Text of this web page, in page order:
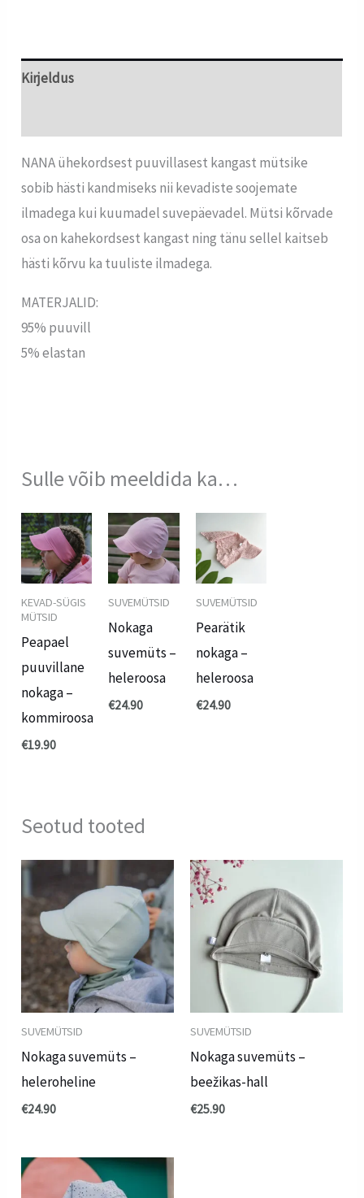
Kirjeldus
NANA ühekordsest puuvillasest kangast mütsike
sobib hästi kandmiseks nii kevadiste soojemate
ilmadega kui kuumadel suvepäevadel. Mütsi kõrvade
osa on kahekordsest kangast ning tänu sellel kaitseb
hästi kõrvu ka tuuliste ilmadega.
MATERJALID:
95% puuvill
5% elastan
Sulle võib meeldida ka…
KEVAD-SÜGIS
MÜTSID
Peapael
puuvillane
nokaga –
kommiroosa
€19.90
SUVEMÜTSID
Nokaga
suvemüts –
heleroosa
€24.90
SUVEMÜTSID
Pearätik
nokaga –
heleroosa
€24.90
Seotud tooted
SUVEMÜTSID
Nokaga suvemüts –
heleroheline
€24.90
SUVEMÜTSID
Nokaga suvemüts –
beežikas-hall
€25.90